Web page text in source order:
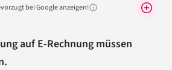
bei Google anzeigen!Warum lohnt sich das?
auf E-Rechnung müssen